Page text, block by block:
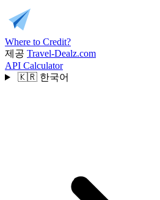
Where to Credit?
제공 Travel-Dealz.com
API Calculator
🇰🇷 한국어